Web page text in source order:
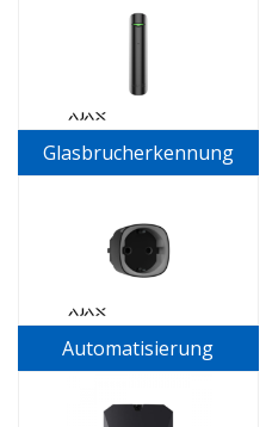
Glasbrucherkennung
Automatisierung